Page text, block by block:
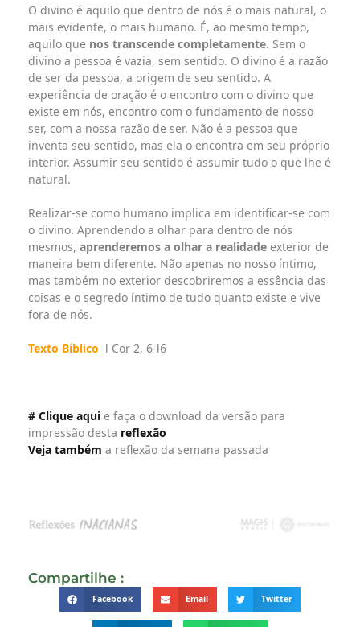
O divino é aquilo que dentro de nós é o mais natural, o
mais evidente, o mais humano. É, ao mesmo tempo,
aquilo que nos transcende completamente. Sem o
divino a pessoa é vazia, sem sentido. O divino é a razão
de ser da pessoa, a origem de seu sentido. A
experiência de oração é o encontro com o divino que
existe em nós, encontro com o fundamento de nosso
ser, com a nossa razão de ser. Não é a pessoa que
inventa seu sentido, mas ela o encontra em seu próprio
interior. Assumir seu sentido é assumir tudo o que lhe é
natural.
Realizar-se como humano implica em identificar-se com
o divino. Aprendendo a olhar para dentro de nós
mesmos, aprenderemos a olhar a realidade exterior de
maneira bem diferente. Não apenas no nosso íntimo,
mas também no exterior descobriremos a essência das
coisas e o segredo íntimo de tudo quanto existe e vive
fora de nós.
Texto Bíblico l Cor 2, 6-l6
# Clique aqui e faça o download da versão para
impressão desta reflexão
Veja também a reflexão da semana passada
Compartilhe :
Facebook Email Twitter